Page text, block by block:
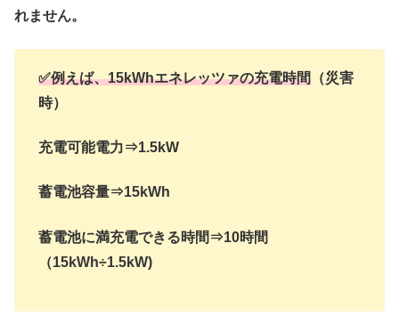
れません。
✅例えば、15kWhエネレッツァの充電時間 （災害
時）
充電可能電力⇒1.5kW
蓄電池容量⇒15kWh
蓄電池に満充電できる時間⇒10時間
（15kWh÷1.5kW)